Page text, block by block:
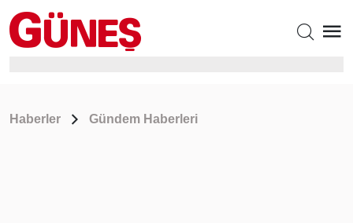
Haberler Gündem Haberleri